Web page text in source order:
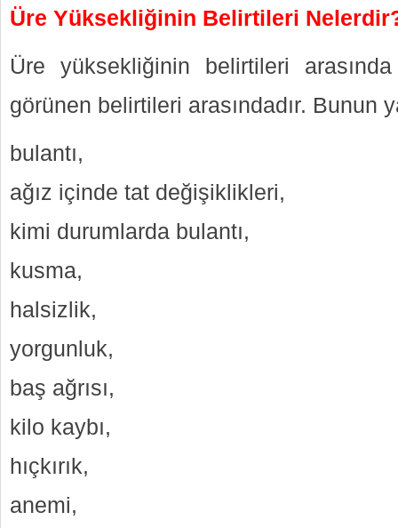
Üre Yüksekliğinin Belirtileri
Üre yüksekliğinin belirtileri
görünen belirtileri arasındadır. Bunun
bulantı,
ağız içinde tat değişiklikleri,
kimi durumlarda bulantı,
kusma,
halsizlik,
yorgunluk,
baş ağrısı,
kilo kaybı,
hıçkırık,
anemi,